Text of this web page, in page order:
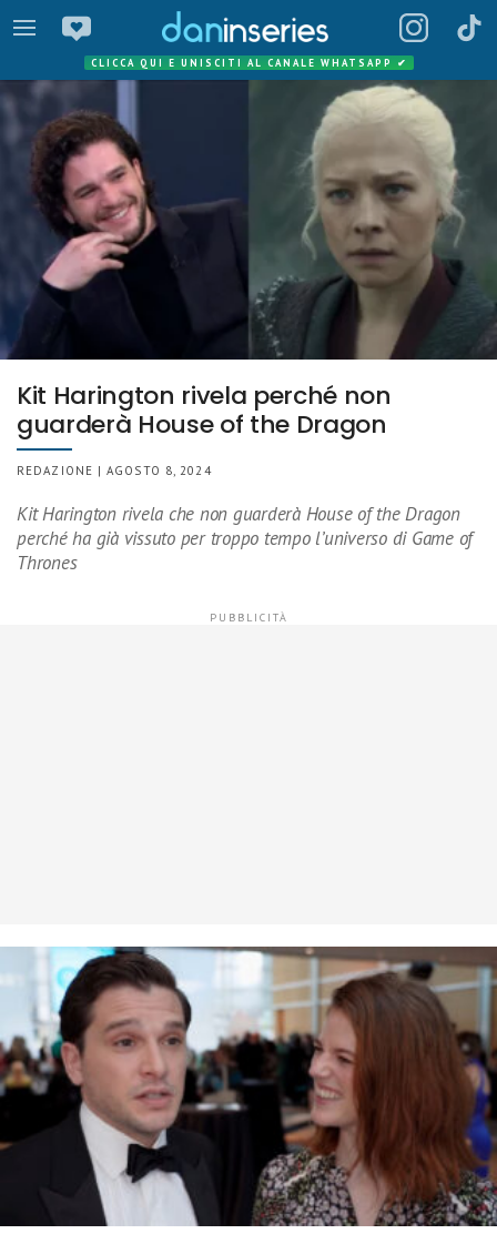
CLICCA QUI E UNISCITI AL CANALE WHATSAPP ✔
Kit Harington rivela perché non
guarderà House of the Dragon
REDAZIONE | AGOSTO 8, 2024
Kit Harington rivela che non guarderà House of the Dragon
perché ha già vissuto per troppo tempo l’universo di Game of
Thrones